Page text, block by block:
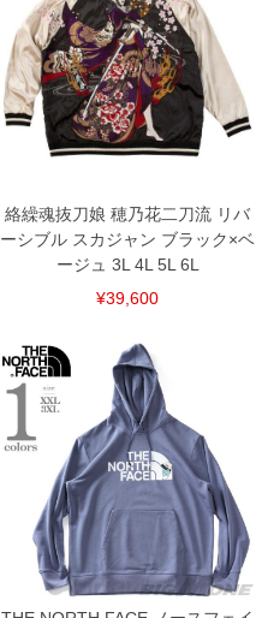
COLOR VARIATION
絡繰魂抜刀娘 穂乃花二刀流 リバ
ーシブル スカジャン ブラック×ベ
ージュ 3L 4L 5L 6L
¥39,600